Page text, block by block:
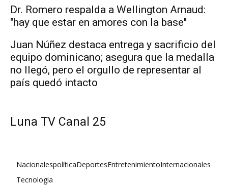
Dr. Romero respalda a Wellington Arnaud:
"hay que estar en amores con la base"
Juan Núñez destaca entrega y sacrificio del
equipo dominicano; asegura que la medalla
no llegó, pero el orgullo de representar al
país quedó intacto
Luna TV Canal 25
NacionalespolíticaDeportesEntretenimientoInternacionales
Tecnologia